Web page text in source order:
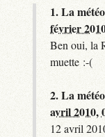
1.La
février
Ben oui, la
muette :-(
2.La
avril 2010,
12 avril